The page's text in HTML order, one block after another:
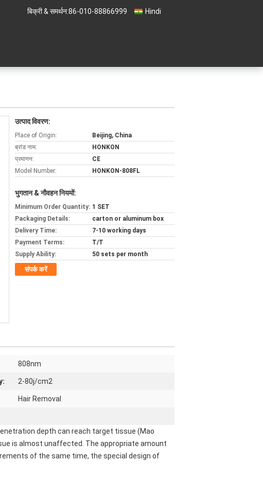
Hindi
बिक्री & समर्थन:86-010-88866999
उत्पाद विवरण:
Place of Origin:
Beijing, China
ब्रांड नाम:
HONKON
प्रमाणन:
CE
Model Number:
HONKON-808FL
भुगतान & नौवहन नियमों:
Minimum Order Quantity: 1 SET
Packaging Details:
carton or aluminum box
Delivery Time:
7-10 working days
Payment Terms:
T/T
Supply Ability:
50 sets per month
संपर्क करें
808nm
2-80j/cm2
Hair Removal
depth can reach target tissue (Mao
is almost unaffected. The appropriate amount
of the same time, the special design of